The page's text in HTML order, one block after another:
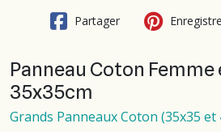
Partager
Panneau Coton
35x35cm
Grands Panneaux Coton (35x35 et